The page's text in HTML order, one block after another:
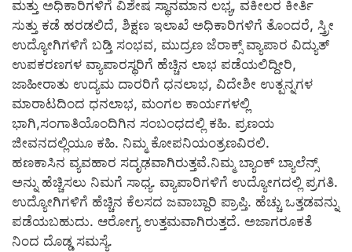
ಮತ್ತು ಅಧಿಕಾರಿಗಳಿಗೆ ವಿಶೇಷ ಸ್ಥಾನಮಾನ ಲಭ್ಯ, ವಕೀಲರ ಕೀರ್ತಿ
ಸುತ್ತು ಕಡೆ ಹರಡಲಿದೆ, ಶಿಕ್ಷಣ ಇಲಾಖೆ ಅಧಿಕಾರಿಗಳಿಗೆ ತೊಂದರೆ, ಸ್ತ್ರೀ
ಉದ್ಯೋಗಿಗಳಿಗೆ ಬಡ್ತಿ ಸಂಭವ, ಮುದ್ರಣ ಜೆರಾಕ್ಸ್ ವ್ಯಾಪಾರ ವಿದ್ಯುತ್
ಉಪಕರಣಗಳ ವ್ಯಾಪಾರಸ್ಥರಿಗೆ ಹೆಚ್ಚಿನ ಲಾಭ ಪಡೆಯಲಿದ್ದೀರಿ,
ಜಾಹೀರಾತು ಉದ್ಯಮ ದಾರರಿಗೆ ಧನಲಾಭ, ವಿದೇಶೀ ಉತ್ಪನ್ನಗಳ
ಮಾರಾಟದಿಂದ ಧನಲಾಭ, ಮಂಗಲ ಕಾರ್ಯಗಳಲ್ಲಿ
ಭಾಗಿ,ಸಂಗಾತಿಯೊಂದಿಗಿನ ಸಂಬಂಧದಲ್ಲಿ ಕಹಿ. ಪ್ರಣಯ
ಜೀವನದಲ್ಲಿಯೂ ಕಹಿ. ನಿಮ್ಮ ಕೋಪನಿಯಂತ್ರಣವಿರಲಿ.
ಹಣಕಾಸಿನ ವ್ಯವಹಾರ ಸದೃಢವಾಗಿರುತ್ತವೆ.ನಿಮ್ಮ ಬ್ಯಾಂಕ್ ಬ್ಯಾಲೆನ್ಸ್
ಅನ್ನು ಹೆಚ್ಚಿಸಲು ನಿಮಗೆ ಸಾಧ್ಯ. ವ್ಯಾಪಾರಿಗಳಿಗೆ ಉದ್ಯೋಗದಲ್ಲಿ ಪ್ರಗತಿ.
ಉದ್ಯೋಗಿಗಳಿಗೆ ಹೆಚ್ಚಿನ ಕೆಲಸದ ಜವಾಬ್ದಾರಿ ಪ್ರಾಪ್ತಿ. ಹೆಚ್ಚು ಒತ್ತಡವನ್ನು
ಪಡೆಯಬಹುದು. ಆರೋಗ್ಯ ಉತ್ತಮವಾಗಿರುತ್ತದೆ. ಅಜಾಗರೂಕತೆ
ನಿಂದ ದೊಡ್ಡ ಸಮಸ್ಯೆ.